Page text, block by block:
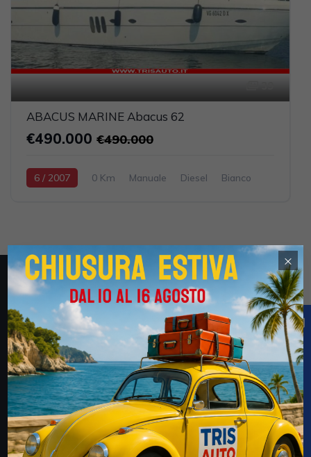
ABACUS MARINE Abacus 62
€490.000 €490.000
6 / 2007 0 Km Manuale Diesel
Bianco
Obblighi informativi per le erogazioni pubbliche: gli aiuti
di Stato e gli aiuti de minimis ricevuti dalla Tris Auto S.r.l.
(CF 02694170735) e della Tris Auto km. Zero S.r.l.
(03052600735) sono contenuti nel Registro nazionale
degli aiuti di Stato di cui all’art. 52 della L. 234/2012 a
cui si rinvia e consultabili al seguente link
https://www.rna.gov.it/RegistroNazionaleTrasparenza/
×